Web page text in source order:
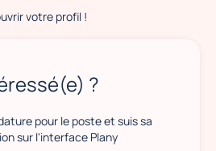
votre profil !
?
pour le poste et suis sa
sur l'interface Plany